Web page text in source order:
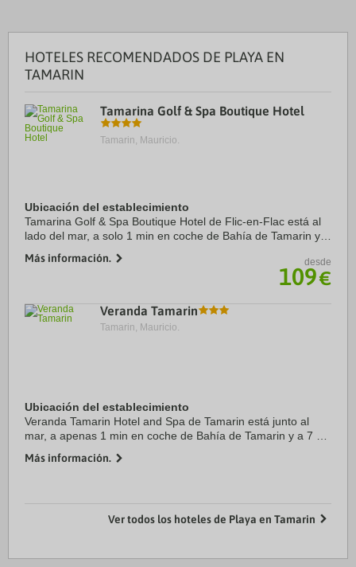
HOTELES RECOMENDADOS DE PLAYA EN
TAMARIN
Tamarina Golf & Spa Boutique Hotel
Tamarin, Mauricio.
Ubicación del establecimiento
Tamarina Golf & Spa Boutique Hotel de Flic-en-Flac está al
lado del mar, a solo 1 min en coche de Bahía de Tamarin y a
playa se encuentra a 6,5 km de ...
Más información. desde
109€
Veranda Tamarin
Tamarin, Mauricio.
Ubicación del establecimiento
Veranda Tamarin Hotel and Spa de Tamarin está junto al
mar, a apenas 1 min en coche de Bahía de Tamarin y a 7 de
encuentra a 11,4 km de Flic-en-Flacq ...
Más información.
Ver todos los hoteles de Playa en Tamarin